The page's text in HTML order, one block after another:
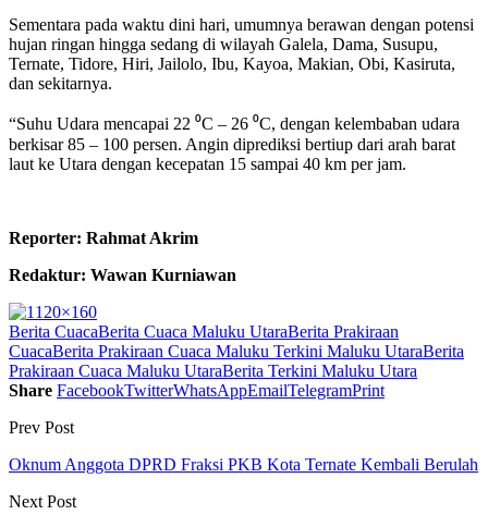
Sementara pada waktu dini hari, umumnya berawan dengan potensi
hujan ringan hingga sedang di wilayah Galela, Dama, Susupu,
Ternate, Tidore, Hiri, Jailolo, Ibu, Kayoa, Makian, Obi, Kasiruta,
dan sekitarnya.
“Suhu Udara mencapai 22 ⁰C – 26 ⁰C, dengan kelembaban udara
berkisar 85 – 100 persen. Angin diprediksi bertiup dari arah barat
laut ke Utara dengan kecepatan 15 sampai 40 km per jam.
Reporter: Rahmat Akrim
Redaktur: Wawan Kurniawan
Berita CuacaBerita Cuaca Maluku UtaraBerita Prakiraan
CuacaBerita Prakiraan Cuaca Maluku Terkini Maluku UtaraBerita
Prakiraan Cuaca Maluku UtaraBerita Terkini Maluku Utara
Share FacebookTwitterWhatsAppEmailTelegramPrint
Prev Post
Oknum Anggota DPRD Fraksi PKB Kota Ternate Kembali Berulah
Next Post